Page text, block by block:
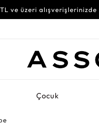
ve üzeri alışverişlerinizde
Çocuk